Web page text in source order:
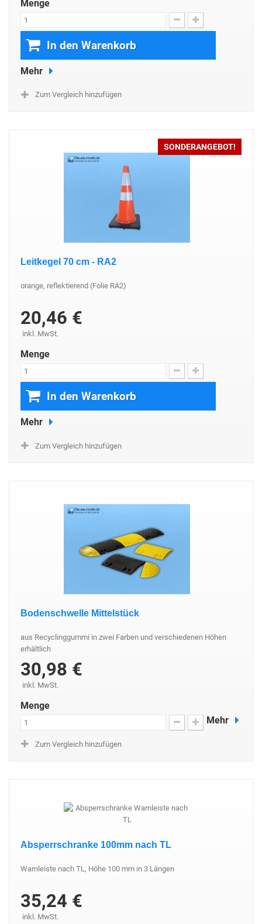
Menge
In den Warenkorb
Mehr
Zum Vergleich hinzufügen
SONDERANGEBOT!
Leitkegel 70 cm - RA2
orange, reflektierend (Folie RA2)
20,46 €
inkl. MwSt.
Menge
In den Warenkorb
Mehr
Zum Vergleich hinzufügen
Bodenschwelle Mittelstück
aus Recyclinggummi in zwei Farben und verschiedenen Höhen
erhältlich
30,98 €
inkl. MwSt.
Menge
Mehr
Zum Vergleich hinzufügen
Absperrschranke 100mm nach TL
Warnleiste nach TL, Höhe 100 mm in 3 Längen
35,24 €
inkl. MwSt.